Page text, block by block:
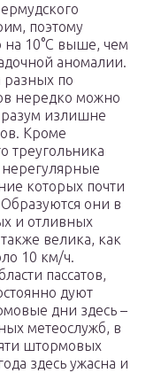
поэтому
на 10°С выше, чем
аномалии.
разных по
нередко можно
излишне
Кроме
треугольника
которых почти
они в
и отливных
велика, как
10 км/ч.
пассатов,
дуют
дни здесь –
метеослужб, в
штормовых
здесь ужасна и